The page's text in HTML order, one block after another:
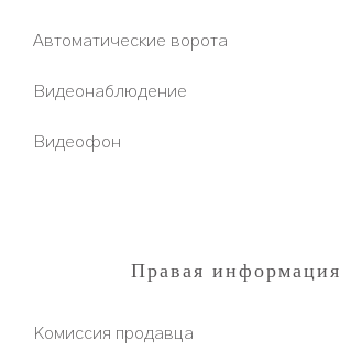
Автоматические ворота
Видеонаблюдение
Видеофон
Правая информация
Комиссия продавца